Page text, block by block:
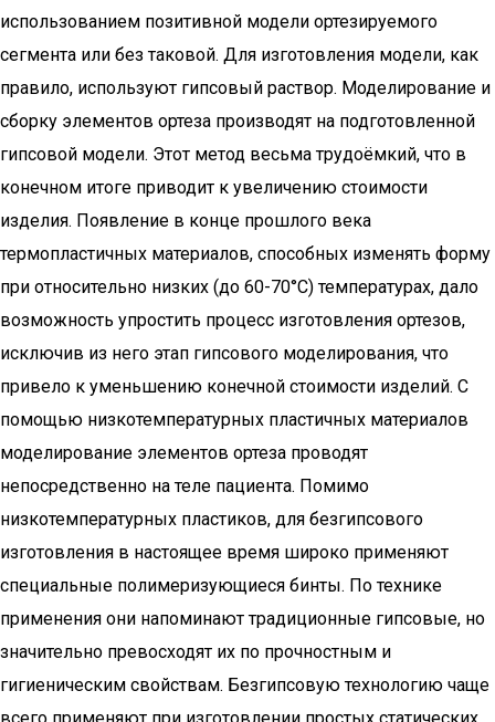
использованием позитивной модели ортезируемого
сегмента или без таковой. Для изготовления модели, как
правило, используют гипсовый раствор. Моделирование и
сборку элементов ортеза производят на подготовленной
гипсовой модели. Этот метод весьма трудоёмкий, что в
конечном итоге приводит к увеличению стоимости
изделия. Появление в конце прошлого века
термопластичных материалов, способных изменять форму
при относительно низких (до 60-70°С) температурах, дало
возможность упростить процесс изготовления ортезов,
исключив из него этап гипсового моделирования, что
привело к уменьшению конечной стоимости изделий. С
помощью низкотемпературных пластичных материалов
моделирование элементов ортеза проводят
непосредственно на теле пациента. Помимо
низкотемпературных пластиков, для безгипсового
изготовления в настоящее время широко применяют
специальные полимеризующиеся бинты. По технике
применения они напоминают традиционные гипсовые, но
значительно превосходят их по прочностным и
гигиеническим свойствам. Безгипсовую технологию чаще